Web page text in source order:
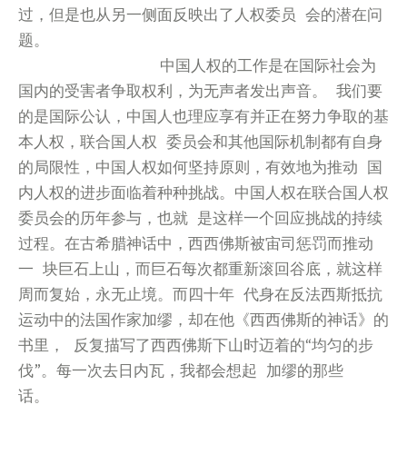
过，但是也从另一侧面反映出了人权委员 会的潜在问
题。
中国人权的工作是在国际社会为
国内的受害者争取权利，为无声者发出声音。 我们要
的是国际公认，中国人也理应享有并正在努力争取的基
本人权，联合国人权 委员会和其他国际机制都有自身
的局限性，中国人权如何坚持原则，有效地为推动 国
内人权的进步面临着种种挑战。中国人权在联合国人权
委员会的历年参与，也就 是这样一个回应挑战的持续
过程。在古希腊神话中，西西佛斯被宙司惩罚而推动
一 块巨石上山，而巨石每次都重新滚回谷底，就这样
周而复始，永无止境。而四十年 代身在反法西斯抵抗
运动中的法国作家加缪，却在他《西西佛斯的神话》的
书里， 反复描写了西西佛斯下山时迈着的“均匀的步
伐”。每一次去日内瓦，我都会想起 加缪的那些
话。